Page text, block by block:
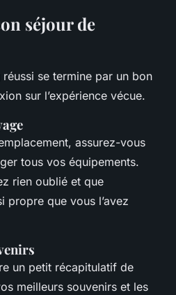
séjour de
réussi se termine par un bon
sur l’expérience vécue.
assurez-vous
tous vos équipements.
rien oublié et que
propre que vous l’avez
un petit récapitulatif de
meilleurs souvenirs et les